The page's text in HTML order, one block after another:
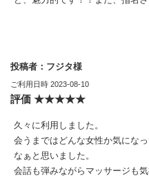
投稿者：フジタ様
ご利用日時 2023-08-10
評価 ★★★★★
久々に利用しました。
会うまではどんな女性か気にな
なぁと思いました。
会話も弾みながらマッサージも